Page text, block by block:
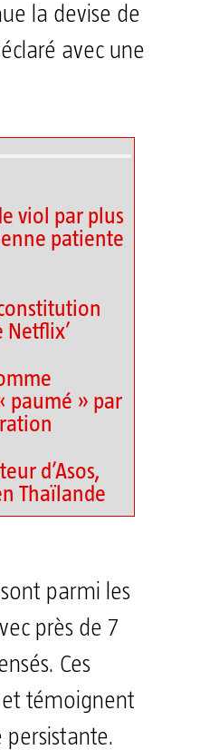
la devise de
avec une
viol par plus
patiente
Netflix’
paumé » par
d’Asos,
Thaïlande
parmi les
près de 7
Ces
témoignent
persistante.